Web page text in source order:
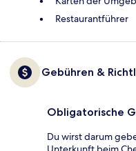
Restaurantführer
Gebühren &
Obligatorische
Du wirst darum